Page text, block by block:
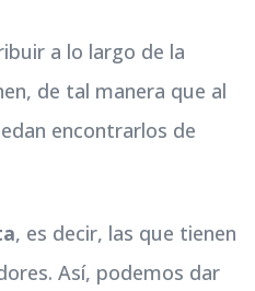
a lo largo de la
de tal manera que al
encontrarlos de
, es decir, las que tienen
Así, podemos dar